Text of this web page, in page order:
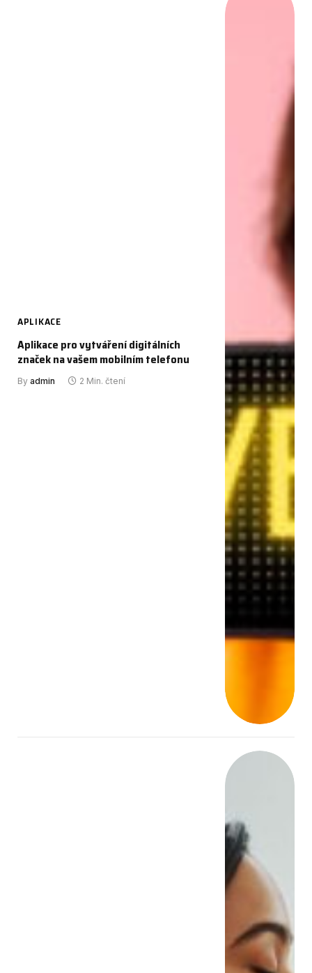
APLIKACE
Aplikace pro vytváření digitálních
značek na vašem mobilním telefonu
By admin 2 Min. čtení